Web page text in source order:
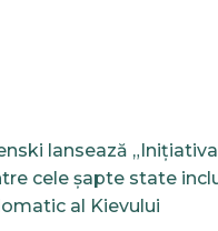
lansează
cele șapte state
al Kievului